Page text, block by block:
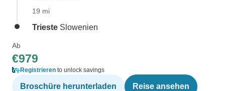
19 mi
Trieste Slowenien
Ab
€979
Registrieren to unlock savings
Broschüre herunterladen Reise ansehen